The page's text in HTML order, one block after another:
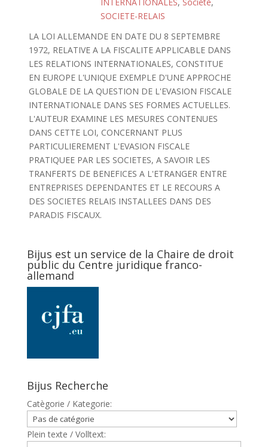
SOCIETE-RELAIS
LA LOI ALLEMANDE EN DATE DU 8 SEPTEMBRE
1972, RELATIVE A LA FISCALITE APPLICABLE DANS
LES RELATIONS INTERNATIONALES, CONSTITUE
EN EUROPE L'UNIQUE EXEMPLE D'UNE APPROCHE
GLOBALE DE LA QUESTION DE L'EVASION FISCALE
INTERNATIONALE DANS SES FORMES ACTUELLES.
L'AUTEUR EXAMINE LES MESURES CONTENUES
DANS CETTE LOI, CONCERNANT PLUS
PARTICULIEREMENT L'EVASION FISCALE
PRATIQUEE PAR LES SOCIETES, A SAVOIR LES
TRANFERTS DE BENEFICES A L'ETRANGER ENTRE
ENTREPRISES DEPENDANTES ET LE RECOURS A
DES SOCIETES RELAIS INSTALLEES DANS DES
PARADIS FISCAUX.
Bijus est un service de la Chaire de droit
public du Centre juridique franco-
allemand
Bijus Recherche
Catègorie / Kategorie:
Plein texte / Volltext: